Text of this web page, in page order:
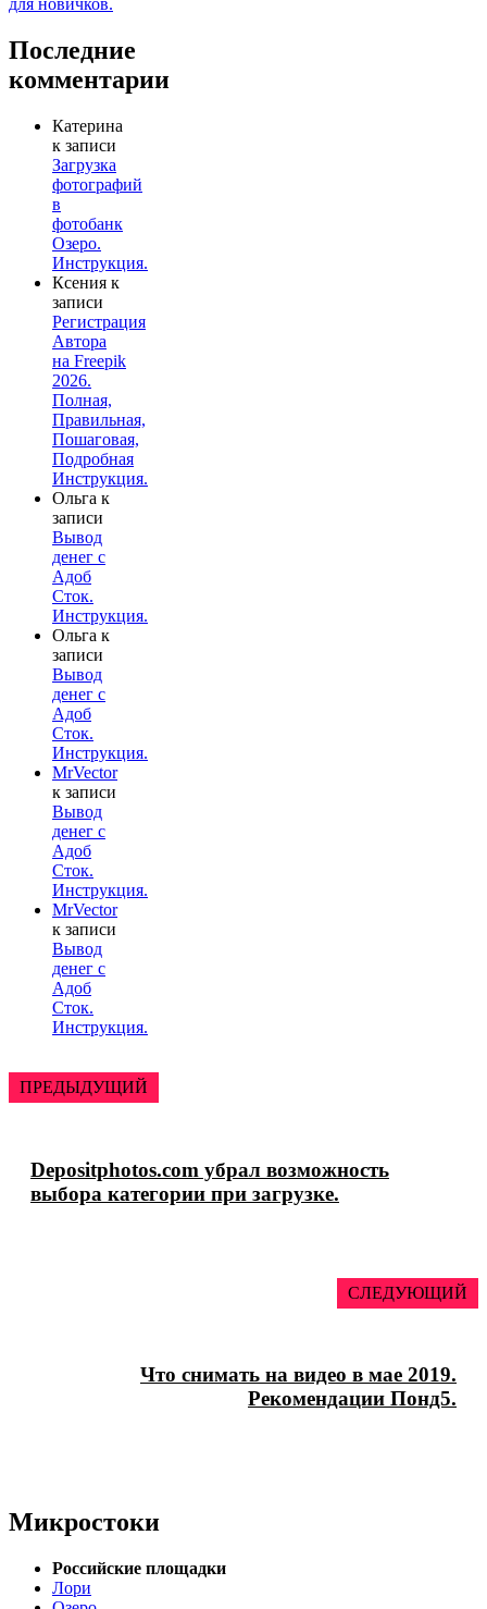
Последние
комментарии
Катерина
к записи
Загрузка
фотографий
в
фотобанк
Озеро.
Инструкция.
Ксения к
записи
Регистрация
Автора
на Freepik
2026.
Полная,
Правильная,
Пошаговая,
Подробная
Инструкция.
Ольга к
записи
Вывод
денег с
Адоб
Сток.
Инструкция.
Ольга к
записи
Вывод
денег с
Адоб
Сток.
Инструкция.
MrVector
к записи
Вывод
денег с
Адоб
Сток.
Инструкция.
MrVector
к записи
Вывод
денег с
Адоб
Сток.
Инструкция.
ПРЕДЫДУЩИЙ
Depositphotos.com убрал возможность
выбора категории при загрузке.
СЛЕДУЮЩИЙ
Что снимать на видео в мае 2019.
Рекомендации Понд5.
Микростоки
Российские площадки
Лори